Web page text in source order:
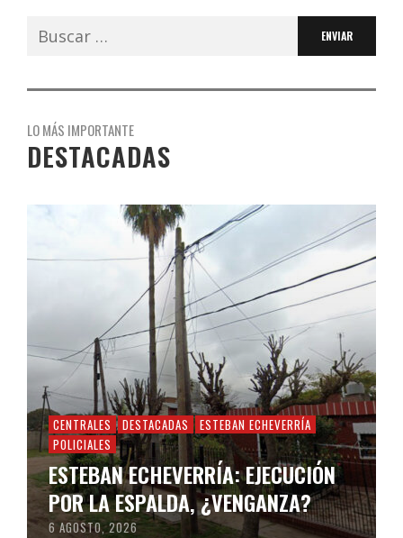
Buscar:
LO MÁS IMPORTANTE
DESTACADAS
CENTRALES DESTACADAS
ESTEBAN ECHEVERRÍA
POLICIALES
ESTEBAN ECHEVERRÍA: EJECUCIÓN
POR LA ESPALDA, ¿VENGANZA?
6 AGOSTO, 2026